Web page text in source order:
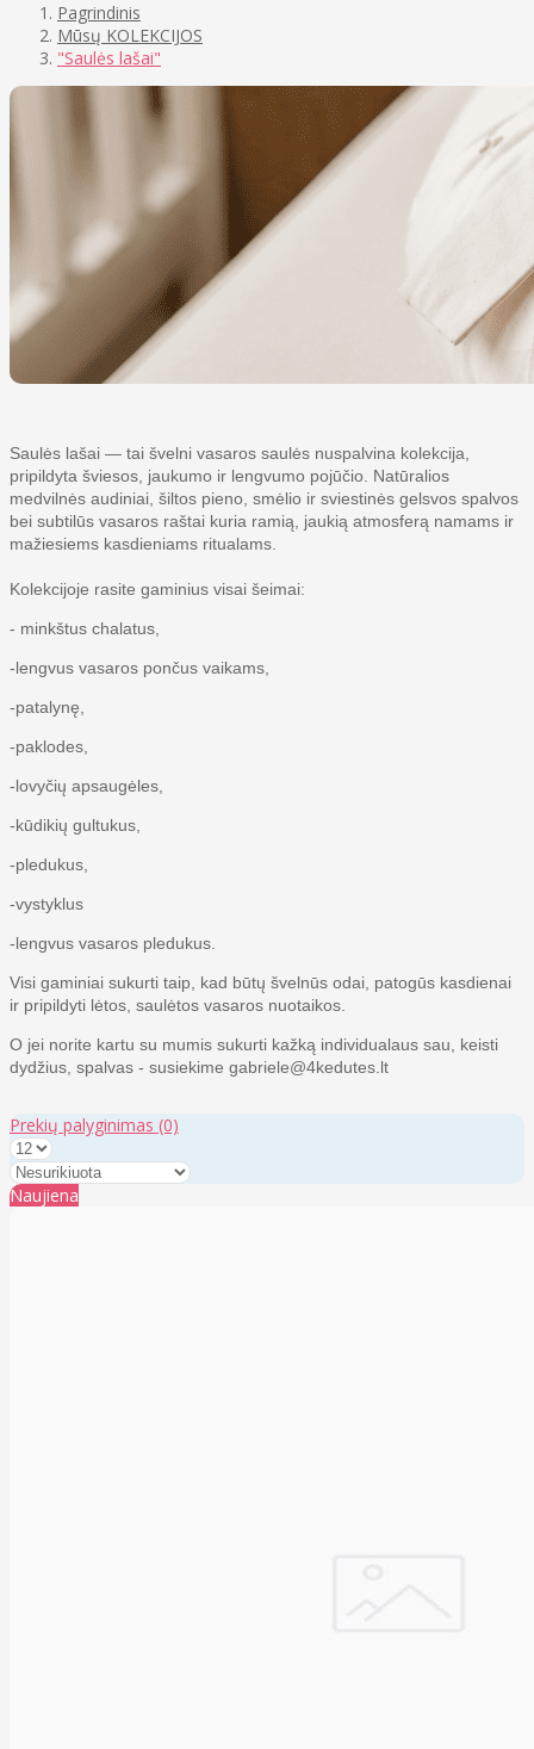
Pagrindinis
Mūsų KOLEKCIJOS
"Saulės lašai"
Saulės lašai — tai švelni vasaros saulės nuspalvina kolekcija,
pripildyta šviesos, jaukumo ir lengvumo pojūčio. Natūralios
medvilnės audiniai, šiltos pieno, smėlio ir sviestinės gelsvos spalvos
bei subtilūs vasaros raštai kuria ramią, jaukią atmosferą namams ir
mažiesiems kasdieniams ritualams.
Kolekcijoje rasite gaminius visai šeimai:
- minkštus chalatus,
-lengvus vasaros pončus vaikams,
-patalynę,
-paklodes,
-lovyčių apsaugėles,
-kūdikių gultukus,
-pledukus,
-vystyklus
-lengvus vasaros pledukus.
Visi gaminiai sukurti taip, kad būtų švelnūs odai, patogūs kasdienai
ir pripildyti lėtos, saulėtos vasaros nuotaikos.
O jei norite kartu su mumis sukurti kažką individualaus sau, keisti
dydžius, spalvas - susiekime gabriele@4kedutes.lt
Prekių palyginimas (0)
Naujiena